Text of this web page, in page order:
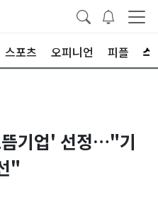
스포츠 오피니언 피플
기업' 선정…"기
"